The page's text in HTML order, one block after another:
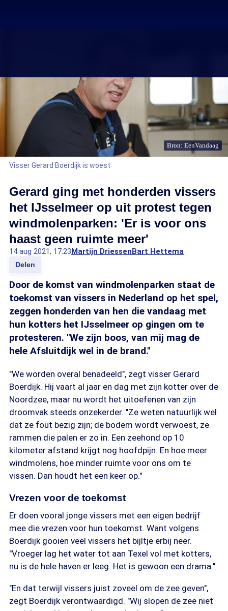
Bron: EenVandaag
Visser Gerard Boerdijk is woest
Gerard ging met honderden vissers
het IJsselmeer op uit protest tegen
windmolenparken: 'Er is voor ons
haast geen ruimte meer'
14 aug 2021, 17:23Martijn DriessenBart Hettema
Delen
Door de komst van windmolenparken staat de
toekomst van vissers in Nederland op het spel,
zeggen honderden van hen die vandaag met
hun kotters het IJsselmeer op gingen om te
protesteren. "We zijn boos, van mij mag de
hele Afsluitdijk wel in de brand."
"We worden overal benadeeld", zegt visser Gerard
Boerdijk. Hij vaart al jaar en dag met zijn kotter over de
Noordzee, maar nu wordt het uitoefenen van zijn
droomvak steeds onzekerder. "Ze weten natuurlijk wel
dat ze fout bezig zijn; de bodem wordt verwoest, ze
rammen die palen er zo in. Een zeehond op 10
kilometer afstand krijgt nog hoofdpijn. En hoe meer
windmolens, hoe minder ruimte voor ons om te
vissen. Dan houdt het een keer op."
Vrezen voor de toekomst
Er doen vooral jonge vissers met een eigen bedrijf
mee die vrezen voor hun toekomst. Want volgens
Boerdijk gooien veel vissers het bijltje erbij neer.
"Vroeger lag het water tot aan Texel vol met kotters,
nu is de hele haven er leeg. Het is gewoon een drama."
"En dat terwijl vissers juist zoveel om de zee geven",
zegt Boerdijk verontwaardigd. "Wij slopen de zee niet